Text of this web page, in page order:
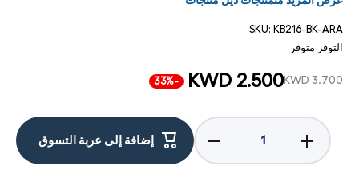
SKU: KB216-BK-ARA
التوفر
متوفر
KWD 3.700
KWD 2.500
-33%
تقليل
الكمية
الخاصة
زيادة
الكمية
الخاصة
إضافة إلى عربة التسوق